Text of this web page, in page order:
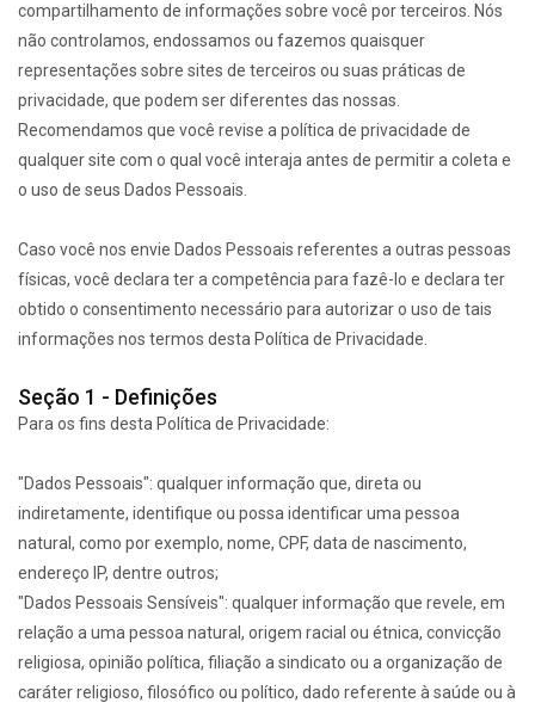
compartilhamento de informações sobre você por terceiros. Nós
não controlamos, endossamos ou fazemos quaisquer
representações sobre sites de terceiros ou suas práticas de
privacidade, que podem ser diferentes das nossas.
Recomendamos que você revise a política de privacidade de
qualquer site com o qual você interaja antes de permitir a coleta e
o uso de seus Dados Pessoais.
Caso você nos envie Dados Pessoais referentes a outras pessoas
físicas, você declara ter a competência para fazê-lo e declara ter
obtido o consentimento necessário para autorizar o uso de tais
informações nos termos desta Política de Privacidade.
Seção 1 - Definições
Para os fins desta Política de Privacidade:
"Dados Pessoais": qualquer informação que, direta ou
indiretamente, identifique ou possa identificar uma pessoa
natural, como por exemplo, nome, CPF, data de nascimento,
endereço IP, dentre outros;
"Dados Pessoais Sensíveis": qualquer informação que revele, em
relação a uma pessoa natural, origem racial ou étnica, convicção
religiosa, opinião política, filiação a sindicato ou a organização de
caráter religioso, filosófico ou político, dado referente à saúde ou à